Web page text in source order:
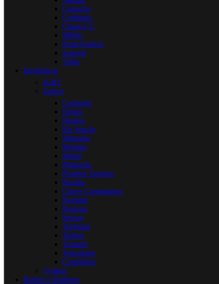
Cartucho
Cerâmica
Classe CC
Médio
Porta Fusível
Suporte
Vidro
Eletrônicos
IGBT
Outros
Controler
Dedos
Diodos
Kit Junção
Manopla
Modulo
Motor
Platinado
Protetor Termico
Bomba
Chave Comutadora
Registro
Resistor
Sensor
Terminal
Tiristor
Tomada
Transdutor
Centrifugo
Tyristor
Botões e Sinaleiro